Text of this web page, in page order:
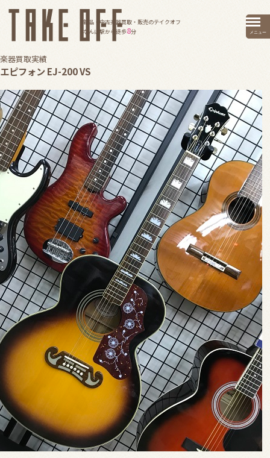
新品・中古楽器買取・販売のテイクオフ
なんば駅から徒歩8分 メニュー
楽器買取実績
エピフォン EJ-200 VS